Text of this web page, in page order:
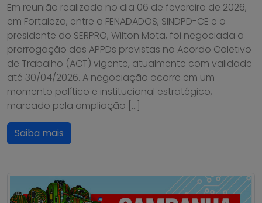
Em reunião realizada no dia 06 de fevereiro de 2026,
em Fortaleza, entre a FENADADOS, SINDPD-CE e o
presidente do SERPRO, Wilton Mota, foi negociada a
prorrogação das APPDs previstas no Acordo Coletivo
de Trabalho (ACT) vigente, atualmente com validade
até 30/04/2026. A negociação ocorre em um
momento político e institucional estratégico,
marcado pela ampliação […]
Saiba mais